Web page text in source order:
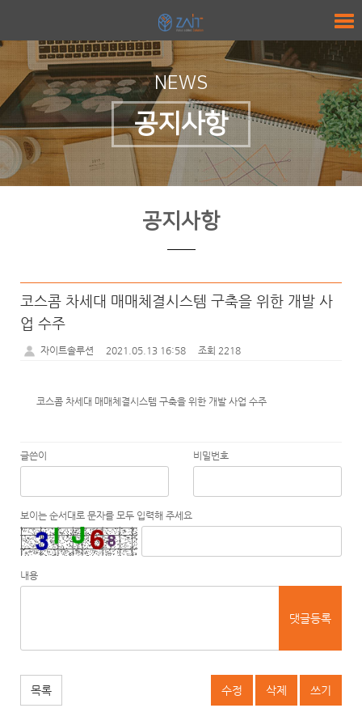
NEWS
공지사항
공지사항
코스콤 차세대 매매체결시스템 구축을 위한 개발 사
업 수주
자이트솔루션 2021.05.13 16:58 조회 2218
코스콤 차세대 매매체결시스템 구축을 위한 개발 사업 수주
글쓴이 비밀번호
보이는 순서대로 문자를 모두 입력해 주세요
내용
댓글등록
목록 수정 삭제 쓰기